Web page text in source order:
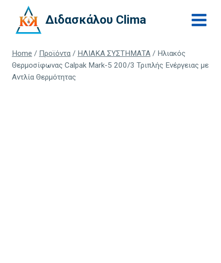
content
Διδασκάλου Clima
Home / Προϊόντα / ΗΛΙΑΚΑ ΣΥΣΤΗΜΑΤΑ / Ηλιακός
Θερμοσίφωνας Calpak Mark-5 200/3 Τριπλής Ενέργειας με
Αντλία Θερμότητας